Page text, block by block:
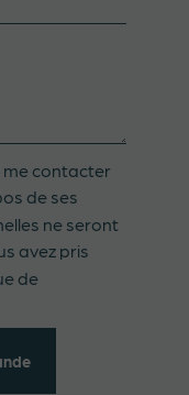
me contacter
de ses
ne seront
avez pris
de